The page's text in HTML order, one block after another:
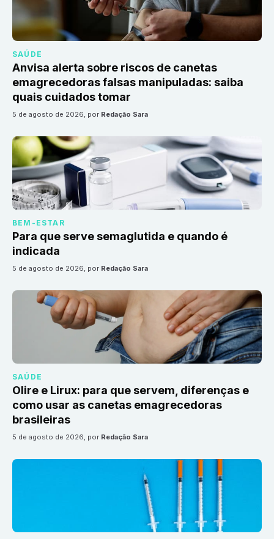
SAÚDE
Anvisa alerta sobre riscos de canetas
emagrecedoras falsas manipuladas: saiba
quais cuidados tomar
5 de agosto de 2026, por Redação Sara
BEM-ESTAR
Para que serve semaglutida e quando é
indicada
5 de agosto de 2026, por Redação Sara
SAÚDE
Olire e Lirux: para que servem, diferenças e
como usar as canetas emagrecedoras
brasileiras
5 de agosto de 2026, por Redação Sara